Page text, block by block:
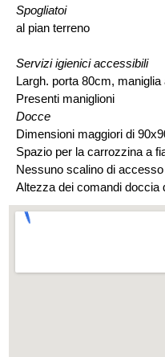
Spogliatoi
al pian terreno
Servizi igienici accessibili
Largh. porta 80cm, maniglia
Presenti maniglioni
Docce
Dimensioni maggiori di
Spazio per la carrozzina a
Nessuno scalino di
Altezza dei comandi doccia